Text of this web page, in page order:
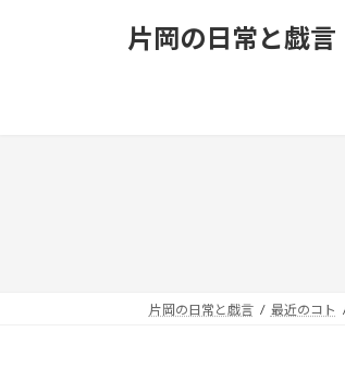
片岡の日常と戯言
片岡の日常と戯言 最近のコト